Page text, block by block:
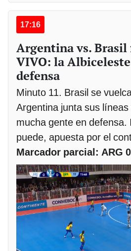
17:16
Argentina vs. Brasil
VIVO: la
defensa
Minuto 11. Brasil se
Argentina junta sus
mucha gente en defensa.
puede, apuesta por el
Marcador parcial: ARG